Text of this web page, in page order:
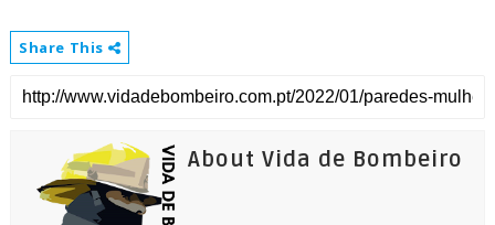
Share This
About Vida de Bombeiro